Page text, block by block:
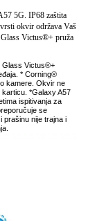
5G. IP68 zaštita
okvir održava Vaš
Victus®+ pruža
Glass Victus®+
* Corning®
kamere. Okvir ne
*Galaxy A57
ispitivanja za
se
prašinu nije trajna i